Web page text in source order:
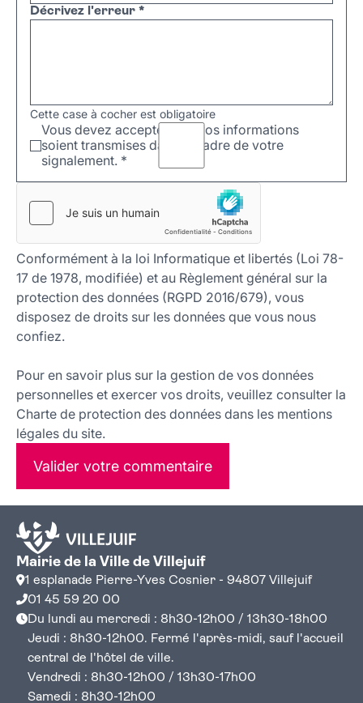
Décrivez l'erreur *
Cette case à cocher est obligatoire
Vous devez accepter que vos informations
soient transmises dans le cadre de votre
signalement. *
Conformément à la loi Informatique et libertés (Loi 78-
17 de 1978, modifiée) et au Règlement général sur la
protection des données (RGPD 2016/679), vous
disposez de droits sur les données que vous nous
confiez.
Pour en savoir plus sur la gestion de vos données
personnelles et exercer vos droits, veuillez consulter la
Charte de protection des données dans les mentions
légales du site.
Valider votre commentaire
Mairie de la Ville de Villejuif
1 esplanade Pierre-Yves Cosnier - 94807 Villejuif
01 45 59 20 00
Du lundi au mercredi : 8h30-12h00 / 13h30-18h00
Jeudi : 8h30-12h00. Fermé l'après-midi, sauf l'accueil
central de l'hôtel de ville.
Vendredi : 8h30-12h00 / 13h30-17h00
Samedi : 8h30-12h00